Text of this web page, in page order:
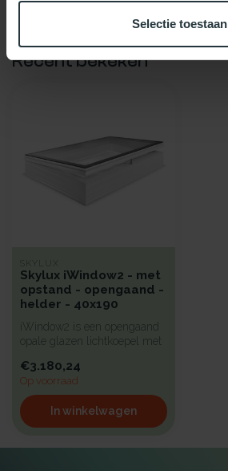
Selectie toestaan
Recent bekeken
SKYLUX
Skylux iWindow2 - met
opstand - opengaand -
helder - 40x190
iWindow2 is een opengaand
opale glazen lichtkoepel met
€3.180,24
Op voorraad
In winkelwagen